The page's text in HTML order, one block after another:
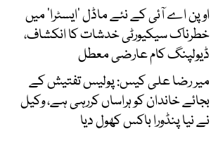
اوپن اے آئی کے نئے ماڈل ’ایسٹرا‘ میں
خطرناک سیکیورٹی خدشات کا انکشاف،
ڈیولپنگ کام عارضی معطل
میر رضا علی کیس: پولیس تفتیش کے
بجائے خاندان کو ہراساں کررہی ہے، وکیل
نے نیا پنڈورا باکس کھول دیا